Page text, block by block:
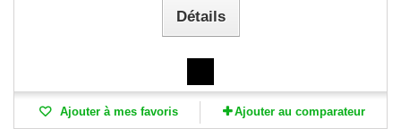
Détails
Ajouter à mes favoris Ajouter au comparateur